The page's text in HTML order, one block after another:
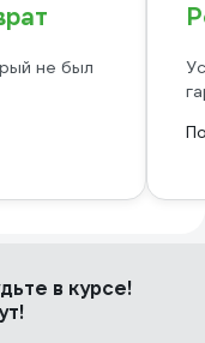
не был
в курсе!